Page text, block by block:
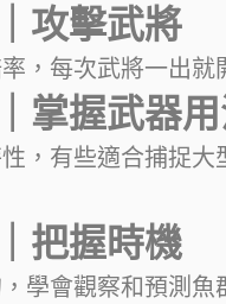
攻擊武將
，每次武將一出就
掌握武器
，有些適合捕捉
把握時機
學會觀察和預測魚